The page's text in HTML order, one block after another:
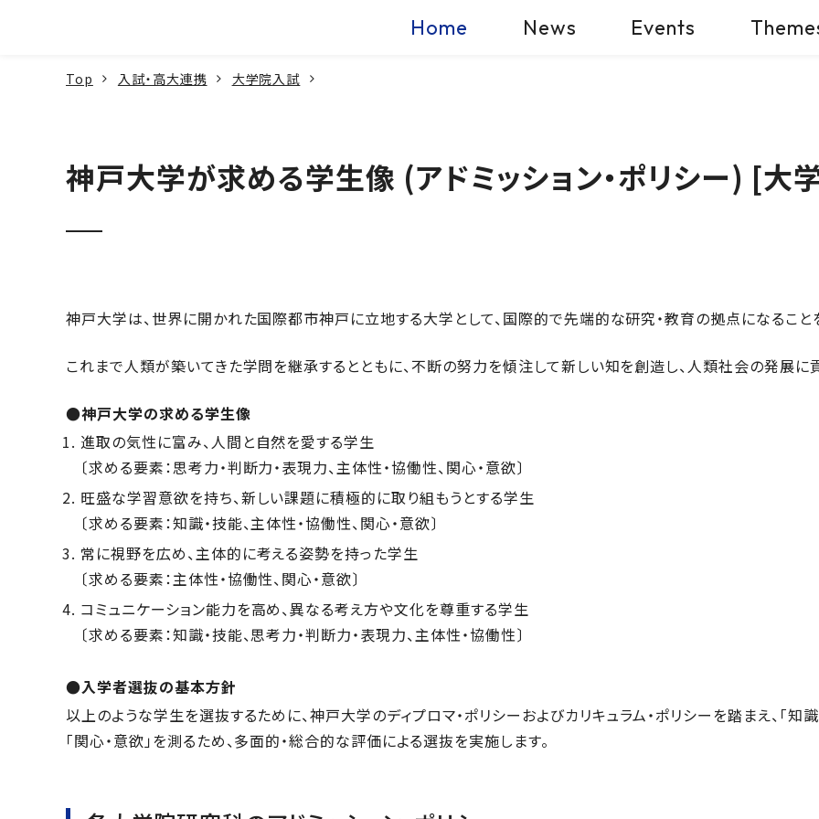
Home News Events
Top 入試・高大連携 大学院入試
神戸大学が求める学生像 (アドミッション・ポリシー) [大
神戸大学は、世界に開かれた国際都市神戸に立地する大学として、国際的で先端的な研究・教育の拠点になること
これまで人類が築いてきた学問を継承するとともに、不断の努力を傾注して新しい知を創造し、人類社会の発展に
●神戸大学の求める学生像
進取の気性に富み、人間と自然を愛する学生
〔求める要素：思考力・判断力・表現力、主体性・協働性、関心・意欲〕
旺盛な学習意欲を持ち、新しい課題に積極的に取り組もうとする学生
〔求める要素：知識・技能、主体性・協働性、関心・意欲〕
常に視野を広め、主体的に考える姿勢を持った学生
〔求める要素：主体性・協働性、関心・意欲〕
コミュニケーション能力を高め、異なる考え方や文化を尊重する学生
〔求める要素：知識・技能、思考力・判断力・表現力、主体性・協働性〕
●入学者選抜の基本方針
以上のような学生を選抜するために、神戸大学のディプロマ・ポリシーおよびカリキュラム・ポリシーを踏まえ、「知識
「関心・意欲」を測るため、多面的・総合的な評価による選抜を実施します。